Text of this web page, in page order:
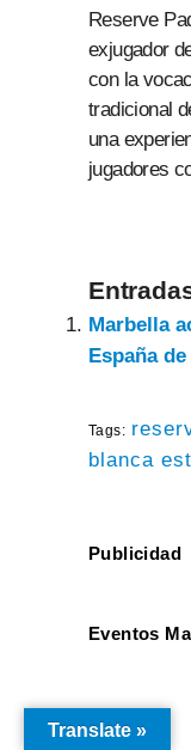
Reserve
exjugador
con la
tradicional
una
jugadores
Marbella
España
Tags:
blanca
Publicidad
Eventos
Translate »